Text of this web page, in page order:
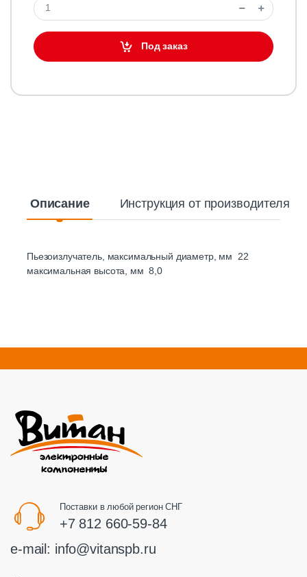
Под заказ
Описание Инструкция от производителя
Пьезоизлучатель, максимальный диаметр, мм 22
максимальная высота, мм 8,0
Поставки в любой регион СНГ
+7 812 660-59-84
e-mail: info@vitanspb.ru